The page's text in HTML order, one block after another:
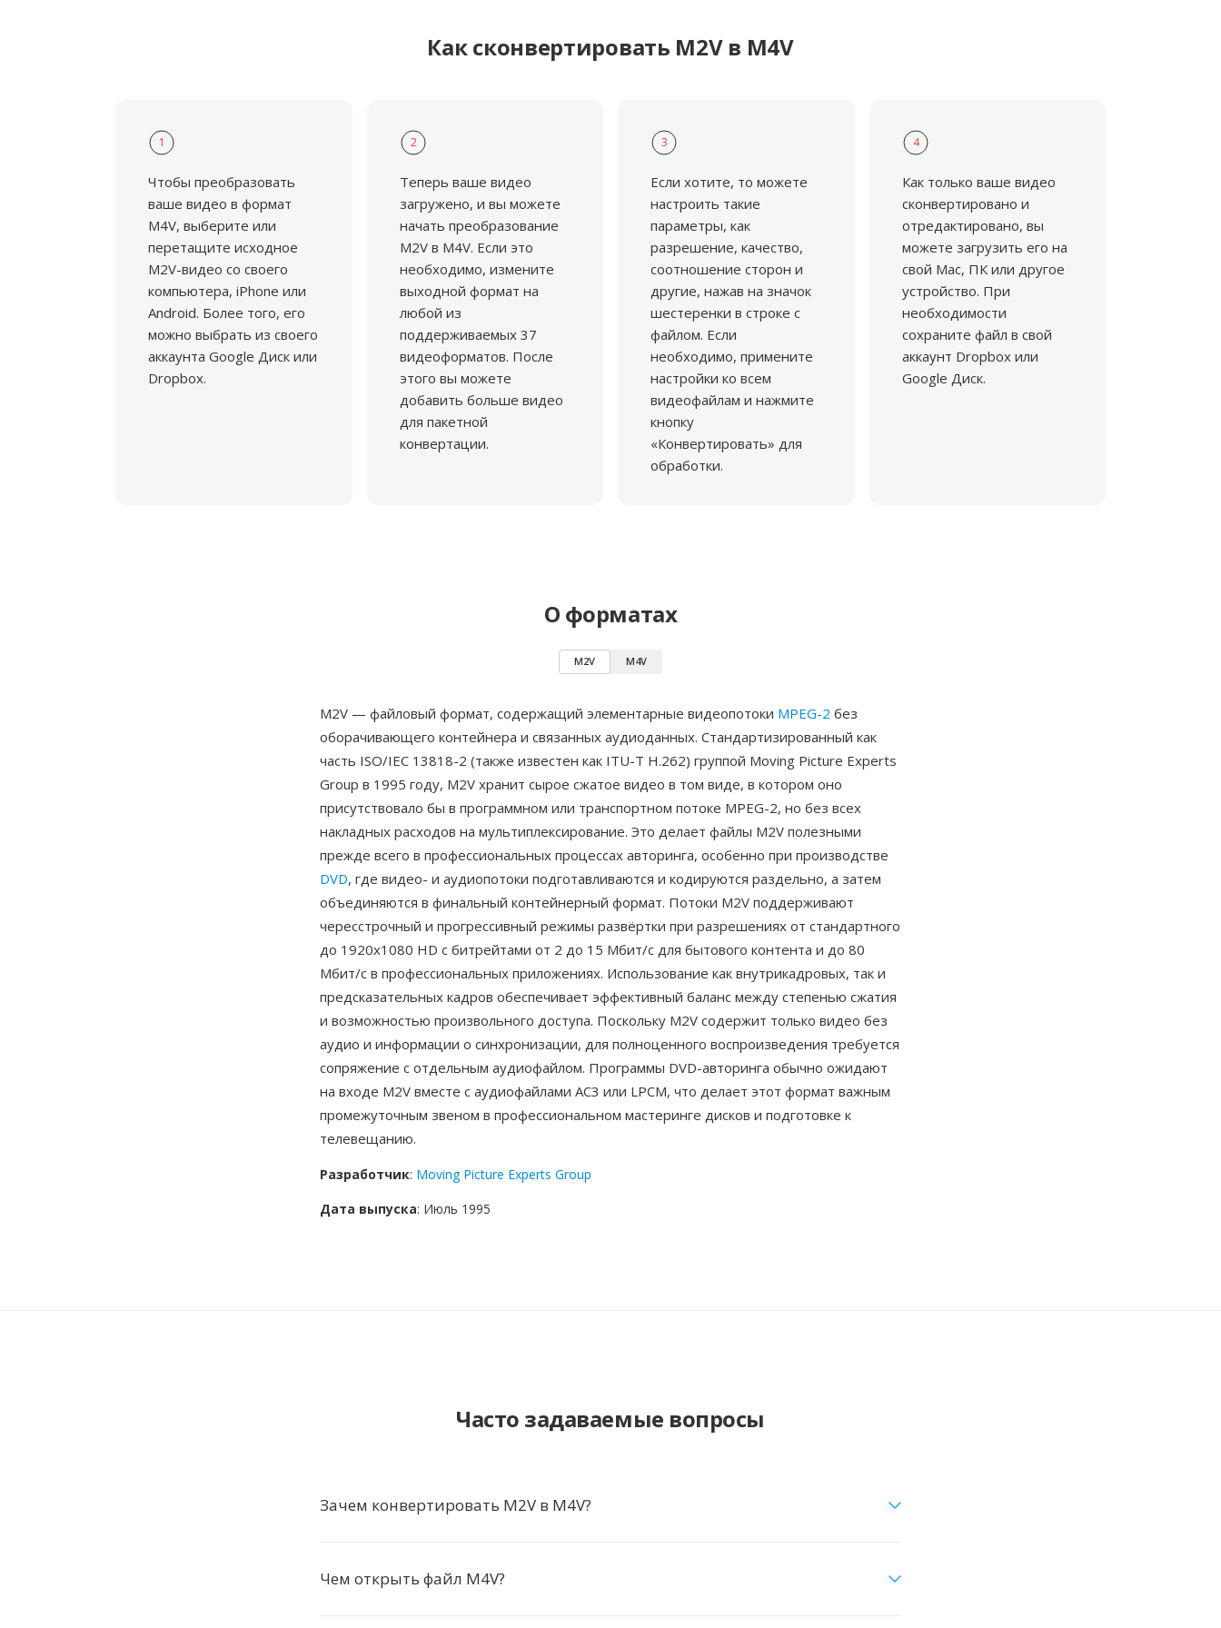
Как сконвертировать M2V в M4V
1
Чтобы преобразовать
ваше видео в формат
M4V, выберите или
перетащите исходное
M2V-видео со своего
компьютера, iPhone или
Android. Более того, его
можно выбрать из своего
аккаунта Google Диск или
Dropbox.
2
Теперь ваше видео
загружено, и вы можете
начать преобразование
M2V в M4V. Если это
необходимо, измените
выходной формат на
любой из
поддерживаемых 37
видеоформатов. После
этого вы можете
добавить больше видео
для пакетной
конвертации.
3
Если хотите, то можете
настроить такие
параметры, как
разрешение, качество,
соотношение сторон и
другие, нажав на значок
шестеренки в строке с
файлом. Если
необходимо, примените
настройки ко всем
видеофайлам и нажмите
кнопку
«Конвертировать» для
обработки.
4
Как только ваше видео
сконвертировано и
отредактировано, вы
можете загрузить его на
свой Mac, ПК или другое
устройство. При
необходимости
сохраните файл в свой
аккаунт Dropbox или
Google Диск.
О форматах
M2V M4V
M2V — файловый формат, содержащий элементарные видеопотоки MPEG-2 без
оборачивающего контейнера и связанных аудиоданных. Стандартизированный как
часть ISO/IEC 13818-2 (также известен как ITU-T H.262) группой Moving Picture Experts
Group в 1995 году, M2V хранит сырое сжатое видео в том виде, в котором оно
присутствовало бы в программном или транспортном потоке MPEG-2, но без всех
накладных расходов на мультиплексирование. Это делает файлы M2V полезными
прежде всего в профессиональных процессах авторинга, особенно при производстве
DVD, где видео- и аудиопотоки подготавливаются и кодируются раздельно, а затем
объединяются в финальный контейнерный формат. Потоки M2V поддерживают
чересстрочный и прогрессивный режимы развёртки при разрешениях от стандартного
до 1920x1080 HD с битрейтами от 2 до 15 Мбит/с для бытового контента и до 80
Мбит/с в профессиональных приложениях. Использование как внутрикадровых, так и
предсказательных кадров обеспечивает эффективный баланс между степенью сжатия
и возможностью произвольного доступа. Поскольку M2V содержит только видео без
аудио и информации о синхронизации, для полноценного воспроизведения требуется
сопряжение с отдельным аудиофайлом. Программы DVD-авторинга обычно ожидают
на входе M2V вместе с аудиофайлами AC3 или LPCM, что делает этот формат важным
промежуточным звеном в профессиональном мастеринге дисков и подготовке к
телевещанию.
Разработчик: Moving Picture Experts Group
Дата выпуска: Июль 1995
Часто задаваемые вопросы
Зачем конвертировать M2V в M4V?
Чем открыть файл M4V?